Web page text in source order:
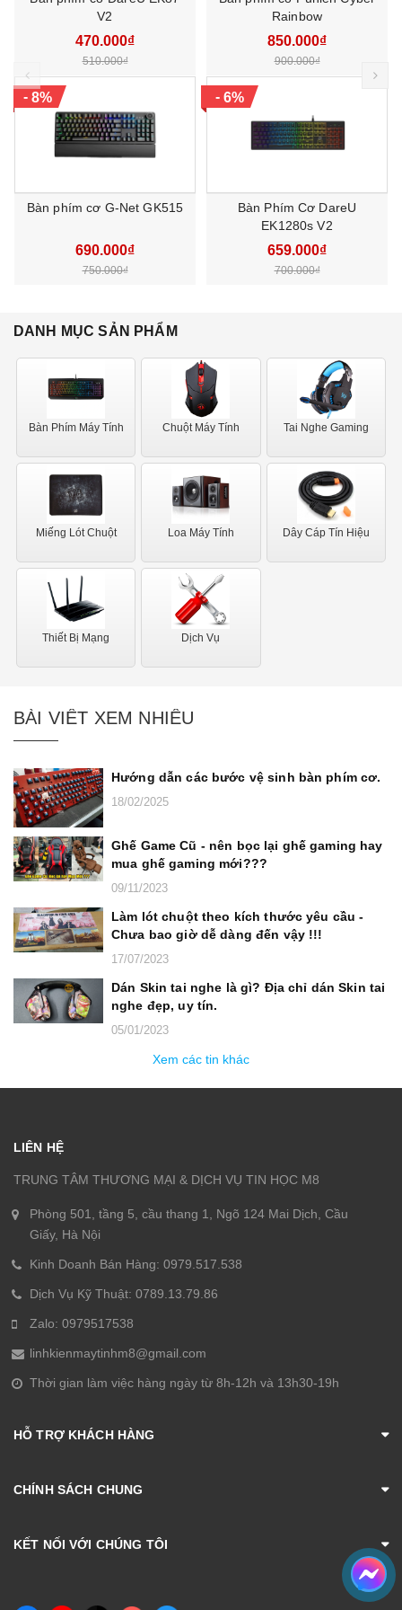
Phụ kiện
Dây kết nối USB-TypeC
Bảo hành
V2
470.000₫
510.000₫
- 8%
Bàn phím cơ G-Net GK515
690.000₫
750.000₫
Rainbow
850.000₫
900.000₫
- 6%
Bàn Phím Cơ DareU
EK1280s V2
659.000₫
700.000₫
DANH MỤC SẢN PHẨM
Bàn Phím Máy Tính Chuột Máy Tính Tai Nghe Gaming
Miếng Lót Chuột Loa Máy Tính Dây Cáp Tín Hiệu
Thiết Bị Mạng Dịch Vụ
BÀI VIẾT XEM NHIỀU
Hướng dẫn các bước vệ sinh bàn phím cơ.
18/02/2025
Ghế Game Cũ - nên bọc lại ghế gaming hay
mua ghế gaming mới???
09/11/2023
Làm lót chuột theo kích thước yêu cầu -
Chưa bao giờ dễ dàng đến vậy !!!
17/07/2023
Dán Skin tai nghe là gì? Địa chỉ dán Skin tai
nghe đẹp, uy tín.
05/01/2023
Xem các tin khác
LIÊN HỆ
TRUNG TÂM THƯƠNG MẠI & DỊCH VỤ TIN HỌC M8
Phòng 501, tầng 5, cầu thang 1, Ngõ 124 Mai Dịch, Cầu
Giấy, Hà Nội
Kinh Doanh Bán Hàng: 0979.517.538
Dịch Vụ Kỹ Thuật: 0789.13.79.86
Zalo: 0979517538
linhkienmaytinhm8@gmail.com
Thời gian làm việc hàng ngày từ 8h-12h và 13h30-19h
HỖ TRỢ KHÁCH HÀNG
CHÍNH SÁCH CHUNG
KẾT NỐI VỚI CHÚNG TÔI